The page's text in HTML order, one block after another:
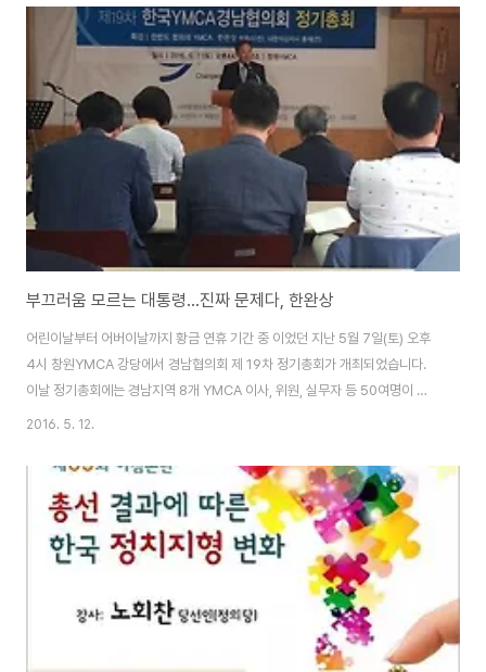
출구조사 결과만으로도 마음이 놓였을 것이고, 박빙 승부처가 많았지만 과반수
넘겨 놓고 보는 것이라 훨 여유가 있었겠지요. 하지만, 제가 사는 창원시의 선거
결과가 기대에 못미쳤기 때문에 제 주변 사람들은 기분 좋게 개표 방송을 볼 수
가 없었습니다. 전국적으로는 놀라운 결과가 나왔습니다만, 창원의 경우는 미
래를 봐도 기대보다 훨씬 나쁜 결과가..
부끄러움 모르는 대통령...진짜 문제다, 한완상
어린이날부터 어버이날까지 황금 연휴 기간 중 이었던 지난 5월 7일(토) 오후
4시 창원YMCA 강당에서 경남협의회 제 19차 정기총회가 개최되었습니다.
이날 정기총회에는 경남지역 8개 YMCA 이사, 위원, 실무자 등 50여명이 참
석하였습니다. 이날 정기총회에서는 사업보고, 결산보고 등 회무처리와 경남협
국YMCA경남협의회 신임 회장으로 마산YMCA 박영민 이사장께서 수석부회
장으로 창원YMCA 유현석 사무총장이 운영위원장으로 그리고 직전 회장이셨
던 강재규 김해YMCA 이사장께서 감사로 각각 선출되었습니다. 회무처리를
마친 뒤에는 마산YMCA 출신의 작곡가이신 고승하 선생님과 '동요맘'의 통일
2016. 5. 12.